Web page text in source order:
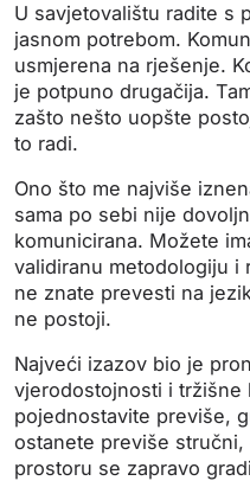
U savjetovalištu radite s
jasnom potrebom.
usmjerena na rješenje.
je potpuno drugačija.
zašto nešto uopšte
to radi.
Ono što me najviše
sama po sebi nije
komunicirana. Možete
validiranu metodologiju i
ne znate prevesti na
ne postoji.
Najveći izazov bio je
vjerodostojnosti i tržišne
pojednostavite previše,
ostanete previše
prostoru se zapravo